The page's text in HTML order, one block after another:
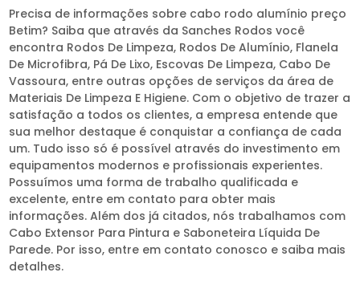
Precisa de informações sobre cabo rodo alumínio preço
Betim? Saiba que através da Sanches Rodos você
encontra Rodos De Limpeza, Rodos De Alumínio, Flanela
De Microfibra, Pá De Lixo, Escovas De Limpeza, Cabo De
Vassoura, entre outras opções de serviços da área de
Materiais De Limpeza E Higiene. Com o objetivo de trazer a
satisfação a todos os clientes, a empresa entende que
sua melhor destaque é conquistar a confiança de cada
um. Tudo isso só é possível através do investimento em
equipamentos modernos e profissionais experientes.
Possuímos uma forma de trabalho qualificada e
excelente, entre em contato para obter mais
informações. Além dos já citados, nós trabalhamos com
Cabo Extensor Para Pintura e Saboneteira Líquida De
Parede. Por isso, entre em contato conosco e saiba mais
detalhes.